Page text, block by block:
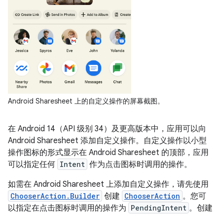
Android Sharesheet 上的自定义操作的屏幕截图。
在 Android 14（API 级别 34）及更高版本中，应用可以向
Android Sharesheet 添加自定义操作。自定义操作以小型
操作图标的形式显示在 Android Sharesheet 的顶部，应用
可以指定任何 Intent 作为点击图标时调用的操作。
如需在 Android Sharesheet 上添加自定义操作，请先使用
ChooserAction.Builder 创建 ChooserAction 。您可
以指定在点击图标时调用的操作为 PendingIntent 。创建